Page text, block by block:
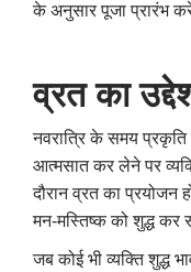
के अनुसार पूजा प्रारंभ
व्रत का
नवरात्रि के समय प्रकृति
आत्मसात कर लेने पर
दौरान व्रत का प्रयोजन
मन-मस्तिष्क को शुद्ध कर
जब कोई भी व्यक्ति शुद्ध